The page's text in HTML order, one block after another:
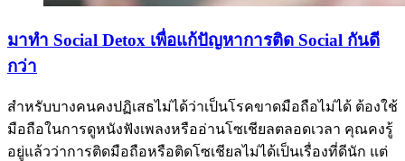
มาทำ Social Detox เพื่อแก้ปัญหาการติด Social กันดี
กว่า
สำหรับบางคนคงปฏิเสธไม่ได้ว่าเป็นโรคขาดมือถือไม่ได้ ต้องใช้
มือถือในการดูหนังฟังเพลงหรืออ่านโซเชียลตลอดเวลา คุณคงรู้
อยู่แล้วว่าการติดมือถือหรือติดโซเชียลไม่ได้เป็นเรื่องที่ดีนัก แต่